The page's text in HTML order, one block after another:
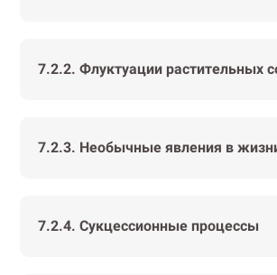
7.2.2. Флуктуации растительных
7.2.3. Необычные явления в
7.2.4. Сукцессионные процессы